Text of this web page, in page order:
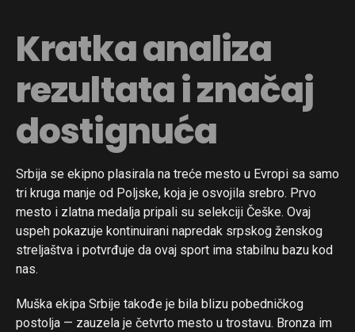
Kratka analiza
rezultata i značaj
dostignuća
Srbija se ekipno plasirala na treće mesto u Evropi sa samo
tri kruga manje od Poljske, koja je osvojila srebro. Prvo
mesto i zlatna medalja pripali su selekciji Češke. Ovaj
uspeh pokazuje kontinuirani napredak srpskog ženskog
streljaštva i potvrđuje da ovaj sport ima stabilnu bazu kod
nas.
Muška ekipa Srbije takođe je bila blizu pobedničkog
postolja — zauzela je četvrto mesto u trostavu. Bronza im